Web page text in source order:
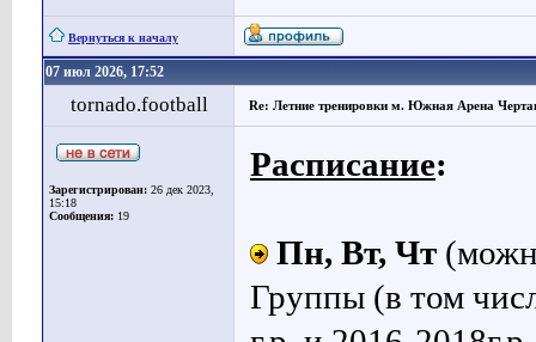
Вернуться к началу
07 июл 2026, 17:52
tornado.football Re: Летние тренировки м. Южная Арена
Зарегистрирован: 26 дек 2023,
15:18
Сообщения: 19
Расписание:
Пн, Вт, Чт
Группы (в том